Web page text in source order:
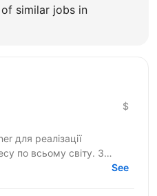
similar jobs in
$
для реалізації
по всьому світу. З
надає повний спектр
See